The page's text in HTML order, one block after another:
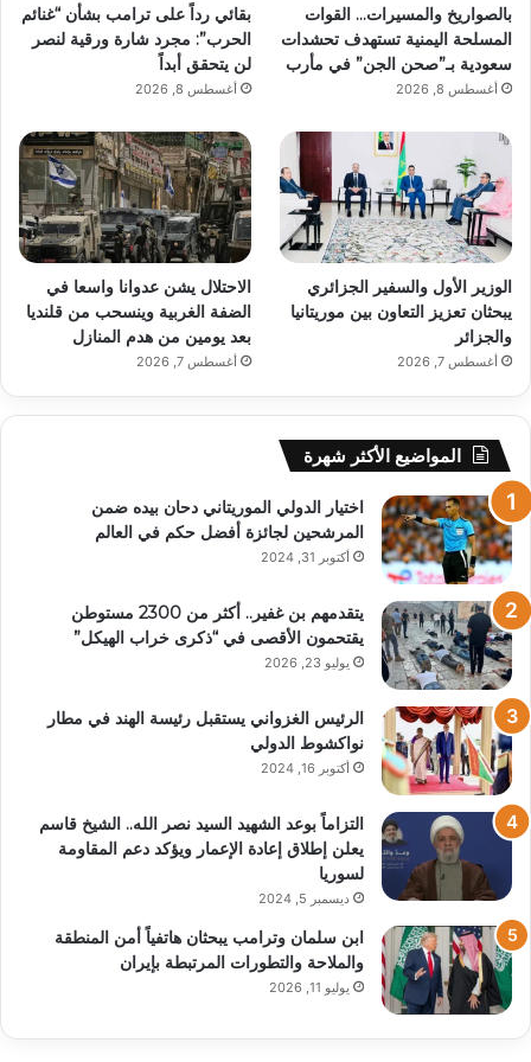
بالصواريخ والمسيرات… القوات
المسلحة اليمنية تستهدف تحشدات
سعودية بـ”صحن الجن” في مأرب
أغسطس 8, 2026
بقائي رداً على ترامب بشأن “غنائم
الحرب”: مجرد شارة ورقية لنصر
لن يتحقق أبداً
أغسطس 8, 2026
الوزير الأول والسفير الجزائري
يبحثان تعزيز التعاون بين موريتانيا
والجزائر
أغسطس 7, 2026
الاحتلال يشن عدوانا واسعا في
الضفة الغربية وينسحب من قلنديا
بعد يومين من هدم المنازل
أغسطس 7, 2026
المواضيع الأكثر شهرة
اختيار الدولي الموريتاني دحان بيده ضمن
المرشحين لجائزة أفضل حكم في العالم
أكتوبر 31, 2024
يتقدمهم بن غفير.. أكثر من 2300 مستوطن
يقتحمون الأقصى في “ذكرى خراب الهيكل”
يوليو 23, 2026
الرئيس الغزواني يستقبل رئيسة الهند في مطار
نواكشوط الدولي
أكتوبر 16, 2024
التزاماً بوعد الشهيد السيد نصر الله.. الشيخ قاسم
يعلن إطلاق إعادة الإعمار ويؤكد دعم المقاومة
لسوريا
ديسمبر 5, 2024
ابن سلمان وترامب يبحثان هاتفياً أمن المنطقة
والملاحة والتطورات المرتبطة بإيران
يوليو 11, 2026